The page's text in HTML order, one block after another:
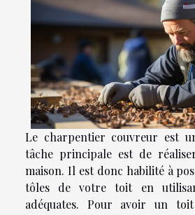
Le charpentier couvreur est
tâche principale est de
maison. Il est donc habilité à
tôles de votre toit en
adéquates. Pour avoir un